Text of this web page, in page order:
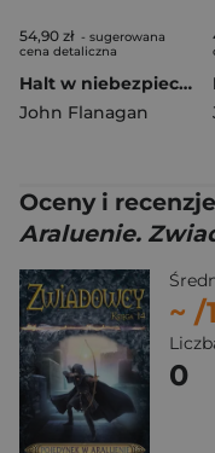
54,90 zł - sugerowana
cena detaliczna
Halt w niebezpieczeństwie. Zwiadowcy. Tom 9
John Flanagan
Oceny i
Araluenie.
~ /
0